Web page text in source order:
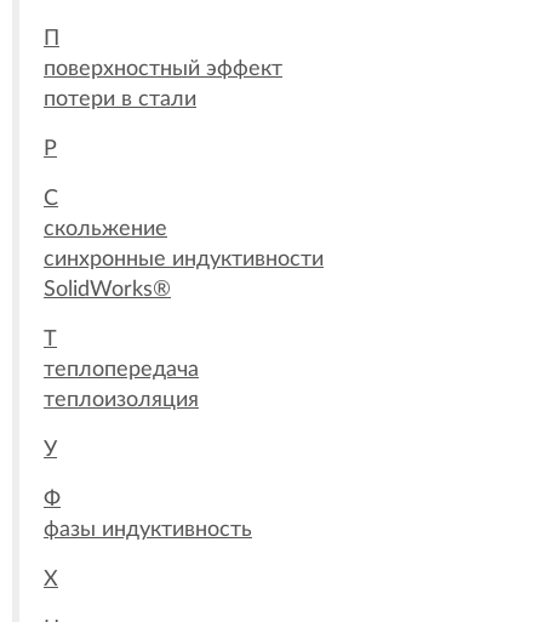
П
поверхностный эффект
потери в стали
Р
С
скольжение
синхронные индуктивности
SolidWorks®
Т
теплопередача
теплоизоляция
У
Ф
фазы индуктивность
Х